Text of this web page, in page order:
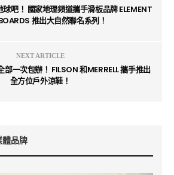
吧！ 國家地理頻道攜手滑板品牌 ELEMENT
推出大自然聯名系列！
NEXT ARTICLE
一次包辦！ FILSON 和MERRELL 攜手推出
全方位戶外涼鞋！
體品牌